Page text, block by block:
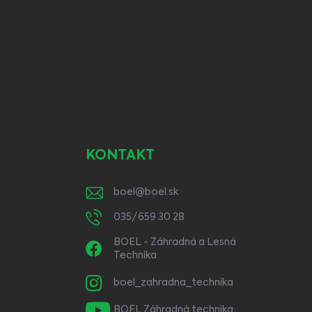
KONTAKT
boel @ boel.sk
035/659 30 28
BOEL - Záhradná a Lesná
Technika
boel_zahradna_technika